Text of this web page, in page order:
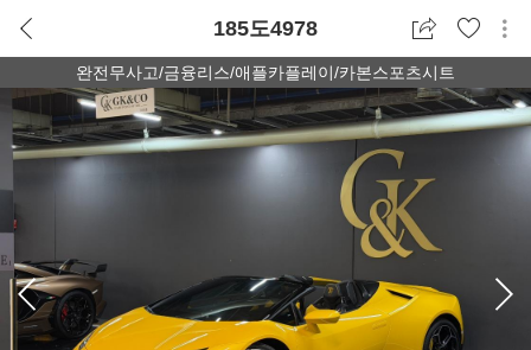
185도4978
완전무사고/금융리스/애플카플레이/카본스포츠시트